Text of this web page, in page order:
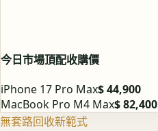
今日市場頂配收購價
iPhone 17 Pro Max$ 44,900
MacBook Pro M4 Max$ 82,400
無套路回收新範式